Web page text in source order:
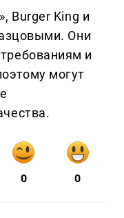
Burger King и
Они
и
могут
0 0